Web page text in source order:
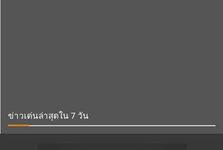
ข่าวเด่นล่าสุดใน 7 วัน